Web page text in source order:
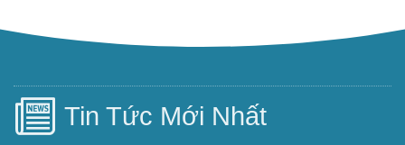
Tin Tức Mới Nhất